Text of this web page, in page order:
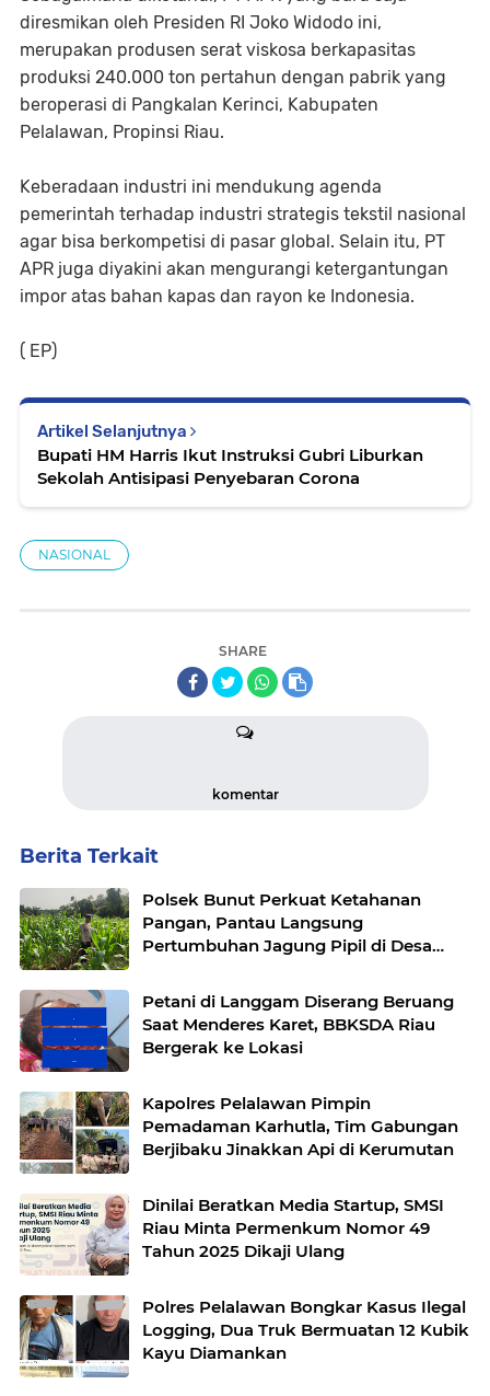
diresmikan oleh Presiden RI Joko Widodo ini,
merupakan produsen serat viskosa berkapasitas
produksi 240.000 ton pertahun dengan pabrik yang
beroperasi di Pangkalan Kerinci, Kabupaten
Pelalawan, Propinsi Riau.
Keberadaan industri ini mendukung agenda
pemerintah terhadap industri strategis tekstil nasional
agar bisa berkompetisi di pasar global. Selain itu, PT
APR juga diyakini akan mengurangi ketergantungan
impor atas bahan kapas dan rayon ke Indonesia.
( EP)
Artikel Selanjutnya
Bupati HM Harris Ikut Instruksi Gubri Liburkan
Sekolah Antisipasi Penyebaran Corona
NASIONAL
SHARE
komentar
Berita Terkait
Polsek Bunut Perkuat Ketahanan
Pangan, Pantau Langsung
Pertumbuhan Jagung Pipil di Desa
Petani di Langgam Diserang Beruang
Saat Menderes Karet, BBKSDA Riau
Bergerak ke Lokasi
Kapolres Pelalawan Pimpin
Pemadaman Karhutla, Tim Gabungan
Berjibaku Jinakkan Api di Kerumutan
Dinilai Beratkan Media Startup, SMSI
Riau Minta Permenkum Nomor 49
Tahun 2025 Dikaji Ulang
Polres Pelalawan Bongkar Kasus Ilegal
Logging, Dua Truk Bermuatan 12 Kubik
Kayu Diamankan